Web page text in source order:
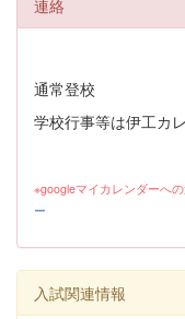
連絡
通常登校
学校行事等は伊工カ
※googleマイカレンダーへ
ー
入試関連情報